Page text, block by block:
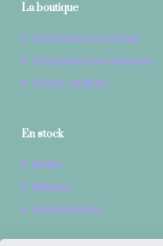
La boutique
Créations en stock
Créations sur-mesure
Carte cadeau
En stock
Bébé
Maman
Accessoires